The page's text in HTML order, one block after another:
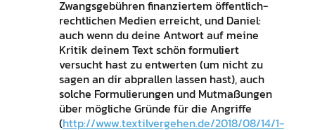
Zwangsgebühren finanziertem öffentlich-
rechtlichen Medien erreicht, und Daniel:
auch wenn du deine Antwort auf meine
Kritik deinem Text schön formuliert
versucht hast zu entwerten (um nicht zu
sagen an dir abprallen lassen hast), auch
solche Formulierungen und Mutmaßungen
über mögliche Gründe für die Angriffe
(http://www.textilvergehen.de/2018/08/14/1-